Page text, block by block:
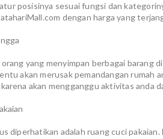
posisinya sesuai fungsi dan
dengan harga yang
orang yang menyimpan berbagai barang
akan merusak pemandangan rumah
akan mengganggu aktivitas anda
diperhatikan adalah ruang cuci